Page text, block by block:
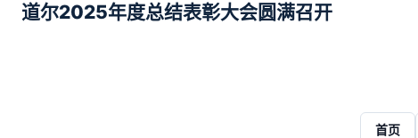
道尔2025年度总结表彰大会圆满召开
首页